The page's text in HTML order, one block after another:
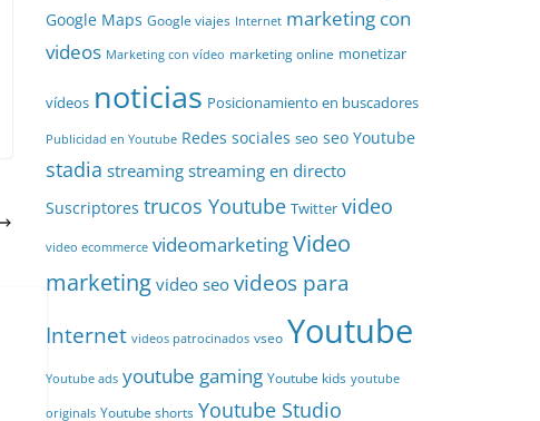
Google Maps Google viajes Internet marketing con
videos Marketing con vídeo marketing online monetizar
vídeos noticias Posicionamiento en buscadores
Publicidad en Youtube Redes sociales seo seo Youtube
stadia streaming streaming en directo
Suscriptores trucos Youtube Twitter video
video ecommerce videomarketingVideo
marketing video seo videos para
Internet videos patrocinados vseo Youtube
Youtube ads youtube gaming Youtube kids youtube
originals Youtube shorts Youtube Studio